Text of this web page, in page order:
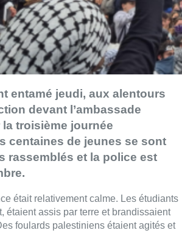
entamé jeudi, aux alentours
devant l’ambassade
troisième journée
centaines de jeunes se sont
rassemblés et la police est
était relativement calme. Les étudiants
étaient assis par terre et brandissaient
foulards palestiniens étaient agités et